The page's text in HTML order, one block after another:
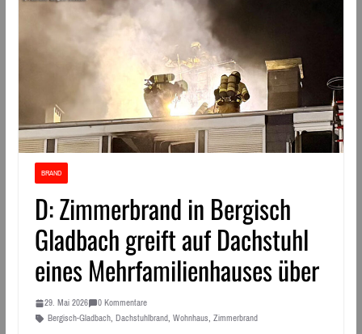
BRAND
D: Zimmerbrand in Bergisch
Gladbach greift auf Dachstuhl
eines Mehrfamilienhauses über
29. Mai 2026
0 Kommentare
Bergisch-Gladbach, Dachstuhlbrand, Wohnhaus, Zimmerbrand